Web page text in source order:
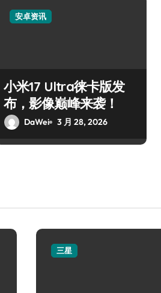
安卓资讯
小米17 Ultra徕卡版发
布，影像巅峰来袭！
DaWei 3 月 28, 2026
三星